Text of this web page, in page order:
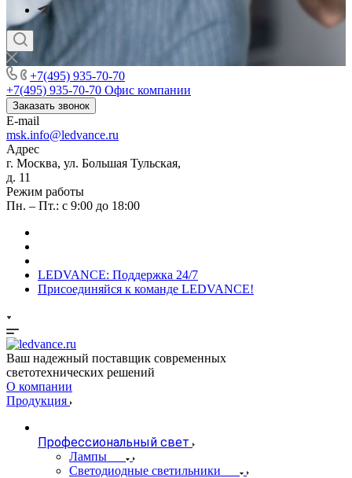
+7(495) 935-70-70
+7(495) 935-70-70 Офис компании
Заказать звонок
E-mail
msk.info@ledvance.ru
Адрес
г. Москва, ул. Большая Тульская,
д. 11
Режим работы
Пн. – Пт.: с 9:00 до 18:00
LEDVANCE: Поддержка 24/7
Присоединяйся к команде LEDVANCE!
Ваш надежный поставщик современных
светотехнических решений
О компании
Продукция
Профессиональный свет
Лампы
Светодиодные светильники